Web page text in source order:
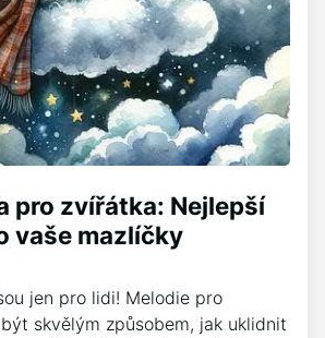
pro zvířátka: Nejlepší
vaše mazlíčky
jen pro lidi! Melodie pro
skvělým způsobem, jak uklidnit